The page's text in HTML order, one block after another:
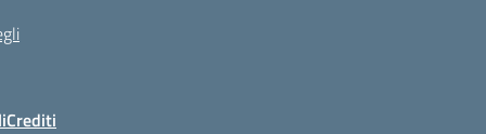
Crediti